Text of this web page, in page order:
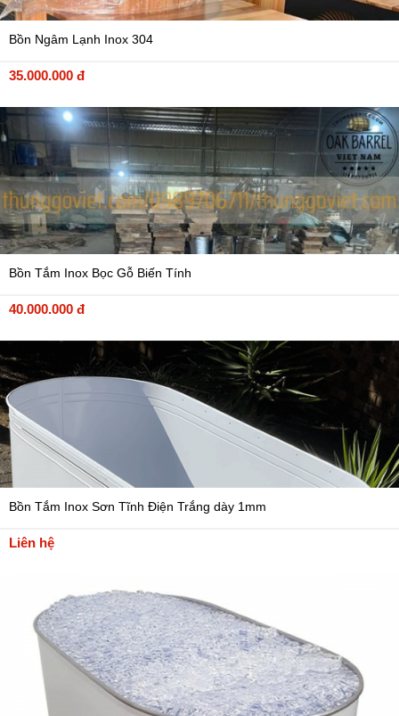
Bồn Ngâm Lạnh Inox 304
35.000.000 đ
Bồn Tắm Inox Bọc Gỗ Biến Tính
40.000.000 đ
Bồn Tắm Inox Sơn Tĩnh Điện Trắng dày 1mm
Liên hệ